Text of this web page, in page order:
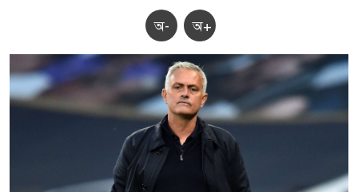
অ- অ+